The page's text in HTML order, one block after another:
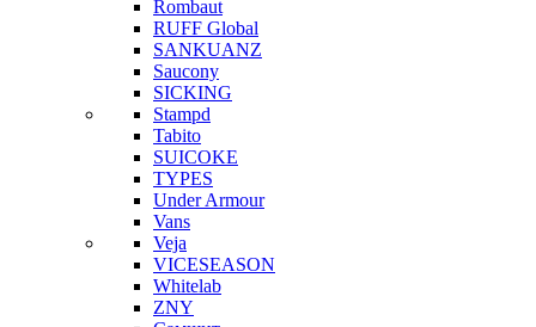
Rombaut
RUFF Global
SANKUANZ
Saucony
SICKING
Stampd
Tabito
SUICOKE
TYPES
Under Armour
Vans
Veja
VICESEASON
Whitelab
ZNY